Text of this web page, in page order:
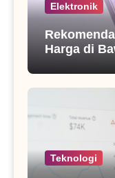
Elektronik
Harga di
Teknologi